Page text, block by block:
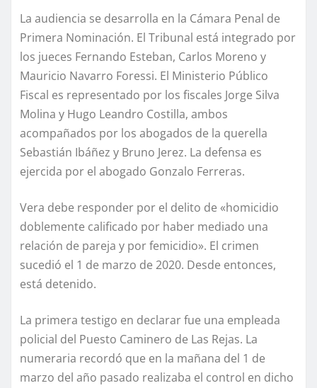
La audiencia se desarrolla en la Cámara Penal de
Primera Nominación. El Tribunal está integrado por
los jueces Fernando Esteban, Carlos Moreno y
Mauricio Navarro Foressi. El Ministerio Público
Fiscal es representado por los fiscales Jorge Silva
Molina y Hugo Leandro Costilla, ambos
acompañados por los abogados de la querella
Sebastián Ibáñez y Bruno Jerez. La defensa es
ejercida por el abogado Gonzalo Ferreras.
Vera debe responder por el delito de «homicidio
doblemente calificado por haber mediado una
relación de pareja y por femicidio». El crimen
sucedió el 1 de marzo de 2020. Desde entonces,
está detenido.
La primera testigo en declarar fue una empleada
policial del Puesto Caminero de Las Rejas. La
numeraria recordó que en la mañana del 1 de
marzo del año pasado realizaba el control en dicho